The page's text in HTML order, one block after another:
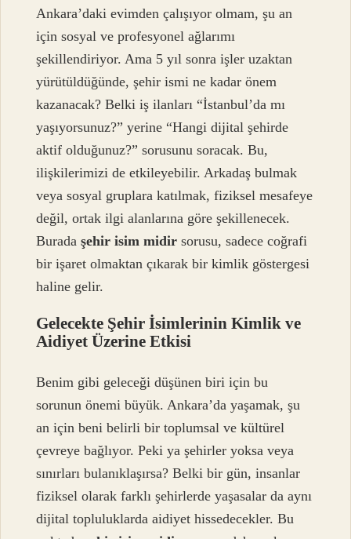
Ankara’daki evimden çalışıyor olmam, şu an
için sosyal ve profesyonel ağlarımı
şekillendiriyor. Ama 5 yıl sonra işler uzaktan
yürütüldüğünde, şehir ismi ne kadar önem
kazanacak? Belki iş ilanları “İstanbul’da mı
yaşıyorsunuz?” yerine “Hangi dijital şehirde
aktif olduğunuz?” sorusunu soracak. Bu,
ilişkilerimizi de etkileyebilir. Arkadaş bulmak
veya sosyal gruplara katılmak, fiziksel mesafeye
değil, ortak ilgi alanlarına göre şekillenecek.
Buradaşehir isim midir sorusu, sadece coğrafi
bir işaret olmaktan çıkarak bir kimlik göstergesi
haline gelir.
Gelecekte Şehir İsimlerinin Kimlik ve
Aidiyet Üzerine Etkisi
Benim gibi geleceği düşünen biri için bu
sorunun önemi büyük. Ankara’da yaşamak, şu
an için beni belirli bir toplumsal ve kültürel
çevreye bağlıyor. Peki ya şehirler yoksa veya
sınırları bulanıklaşırsa? Belki bir gün, insanlar
fiziksel olarak farklı şehirlerde yaşasalar da aynı
dijital topluluklarda aidiyet hissedecekler. Bu